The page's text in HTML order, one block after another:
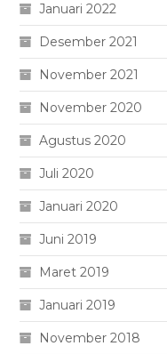
Januari 2022
Desember 2021
November 2021
November 2020
Agustus 2020
Juli 2020
Januari 2020
Juni 2019
Maret 2019
Januari 2019
November 2018